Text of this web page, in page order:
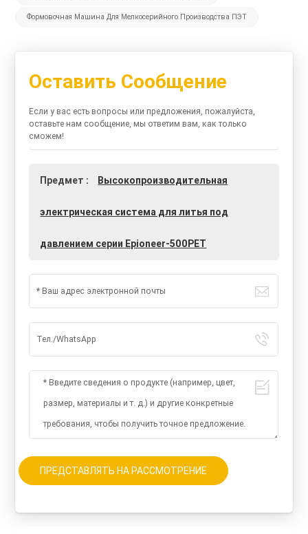
Формовочная Машина Для Мелкосерийного Производства ПЭТ
Оставить Сообщение
Если у вас есть вопросы или предложения, пожалуйста,
оставьте нам сообщение, мы ответим вам, как только
сможем!
Предмет : Высокопроизводительная
электрическая система для литья под
давлением серии Epioneer-500PET
ПРЕДСТАВЛЯТЬ НА РАССМОТРЕНИЕ